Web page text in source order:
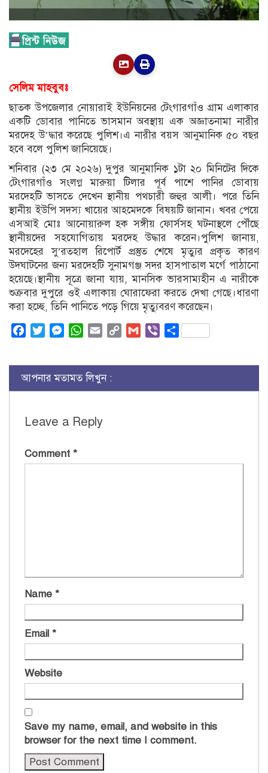
সেলিম মাহবুবঃ
ছাতক উপজেলার নোয়ারাই ইউনিয়নের টেংগারগাঁও গ্রাম এলাকার
একটি ডোবার পানিতে ভাসমান অবস্থায় এক অজ্ঞাতনামা নারীর
মরদেহ উ’দ্ধার করেছে পুলিশ।এ নারীর বয়স আনুমানিক ৫০ বছর
হবে বলে পুলিশ জানিয়েছে।
শনিবার (২৩ মে ২০২৬) দুপুর আনুমানিক ১টা ২০ মিনিটের দিকে
টেংগারগাঁও সংলগ্ন মারুয়া টিলার পূর্ব পাশে পানির ডোবায়
মরদেহটি ভাসতে দেখেন স্থানীয় পথচারী জহুর আলী। পরে তিনি
স্থানীয় ইউপি সদস্য খায়ের আহমেদকে বিষয়টি জানান। খবর পেয়ে
এসআই মোঃ আনোয়ারুল হক সঙ্গীয় ফোর্সসহ ঘটনাস্থলে পৌঁছে
স্থানীয়দের সহযোগিতায় মরদেহ উদ্ধার করেন।পুলিশ জানায়,
মরদেহের সু’রতহাল রিপোর্ট প্রস্তুত শেষে মৃত্যুর প্রকৃত কারণ
উদঘাটনের জন্য মরদেহটি সুনামগঞ্জ সদর হাসপাতাল মর্গে পাঠানো
হয়েছে।স্থানীয় সূত্রে জানা যায়, মানসিক ভারসাম্যহীন এ নারীকে
শুক্রবার দুপুরে ওই এলাকায় ঘোরাফেরা করতে দেখা গেছে।ধারণা
করা হচ্ছে, তিনি পানিতে পড়ে গিয়ে মৃত্যুবরণ করেছেন।
FacebookTwitterMessenger
WhatsApp
Email
Copy
Gmail ViberShare
আপনার মতামত লিখুন :
Leave a Reply
Comment *
Name *
Email *
Website
Save my name, email, and website in this
browser for the next time I comment.